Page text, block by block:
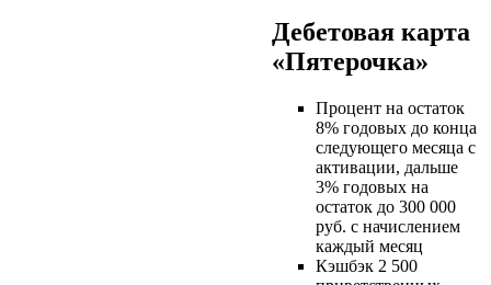
Дебетовая карта
«Пятерочка»
Процент на остаток
8% годовых до конца
следующего месяца с
активации, дальше
3% годовых на
остаток до 300 000
руб. с начислением
каждый месяц
Кэшбэк 2 500